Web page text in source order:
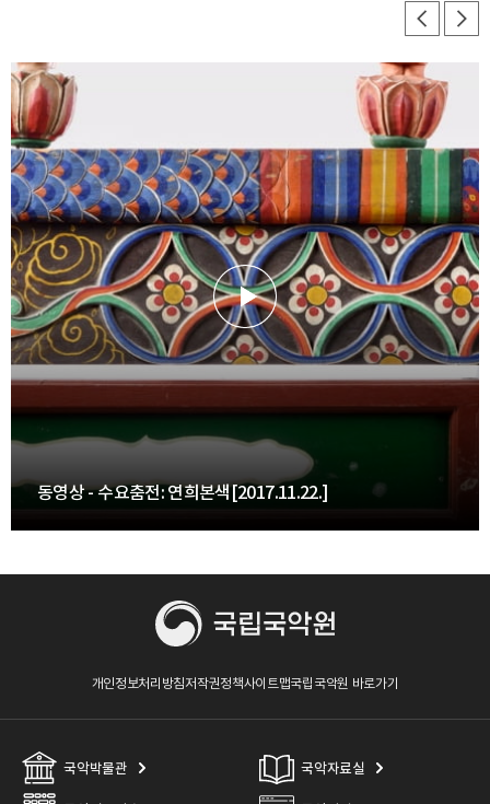
동영상 - 수요춤전: 연희본색[2017.11.22.]
개인정보처리방침저작권정책사이트맵국립국악원 바로가기
국악박물관 국악자료실